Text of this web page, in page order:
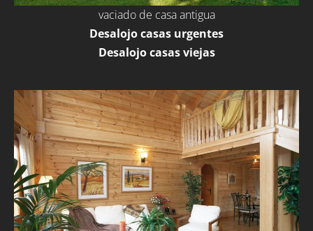
vaciado de casa antigua
Desalojo casas urgentes
Desalojo casas viejas